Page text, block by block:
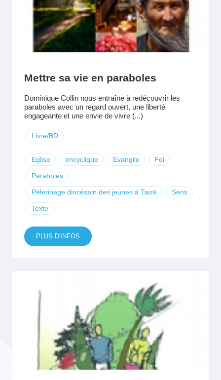
Mettre sa vie en paraboles
Dominique Collin nous entraîne à redécouvrir les
paraboles avec un regard ouvert, une liberté
engageante et une envie de vivre (...)
Livre/BD
Eglise encyclique Evangile Foi
Paraboles
Pèlerinage diocésain des jeunes à Taizé Sens
Texte
PLUS D'INFOS